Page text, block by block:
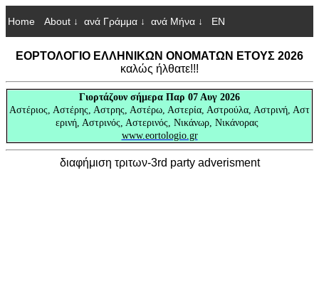
Home About ↓ ανά Γράμμα ↓ ανά Μήνα ↓ EN
ΕΟΡΤΟΛΟΓΙΟ ΕΛΛΗΝΙΚΩΝ ΟΝΟΜΑΤΩΝ ΕΤΟΥΣ 2026
καλώς ήλθατε!!!
Γιορτάζουν σήμερα Παρ 07 Αυγ 2026
Αστέριος, Αστέρης, Αστρης, Αστέρω, Αστερία, Αστρούλα, Αστρινή, Αστ
ερινή, Αστρινός, Αστερινός, Νικάνωρ, Νικάνορας
www.eortologio.gr
διαφήμιση τριτων-3rd party adverisment